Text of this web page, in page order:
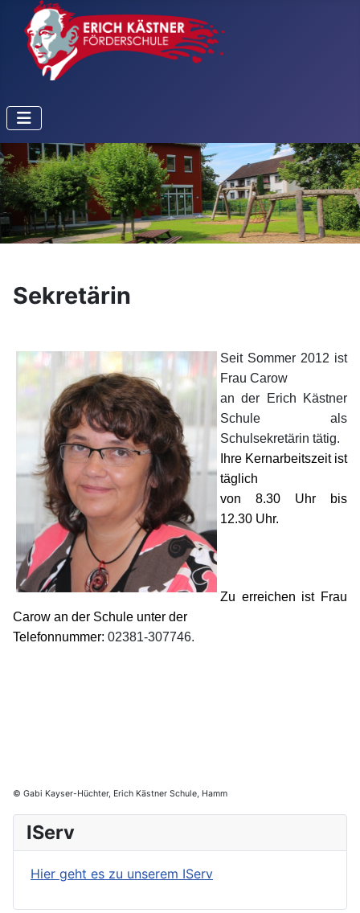
Sekretärin
Seit Sommer 2012 ist
Frau Carow
an der Erich Kästner
Schule als
Schulsekretärin tätig.
Ihre Kernarbeitszeit ist
täglich
von 8.30 Uhr bis
12.30 Uhr.
Zu erreichen ist Frau
Carow an der Schule unter der
Telefonnummer: 02381-307746.
© Gabi Kayser-Hüchter, Erich Kästner Schule, Hamm
IServ
Hier geht es zu unserem IServ